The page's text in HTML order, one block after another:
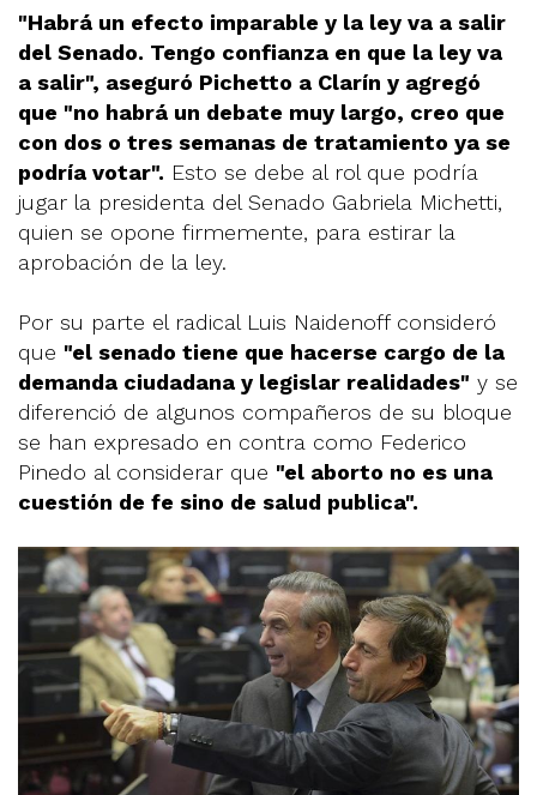
"Habrá un efecto imparable y la ley va a salir
del Senado. Tengo confianza en que la ley va
a salir", aseguró Pichetto a Clarín y agregó
que "no habrá un debate muy largo, creo que
con dos o tres semanas de tratamiento ya se
podría votar". Esto se debe al rol que podría
jugar la presidenta del Senado Gabriela Michetti,
quien se opone firmemente, para estirar la
aprobación de la ley.
Por su parte el radical Luis Naidenoff consideró
que "el senado tiene que hacerse cargo de la
demanda ciudadana y legislar realidades" y se
diferenció de algunos compañeros de su bloque
se han expresado en contra como Federico
Pinedo al considerar que "el aborto no es una
cuestión de fe sino de salud publica".